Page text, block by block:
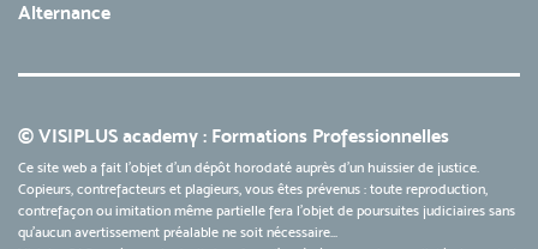
Alternance
© VISIPLUS academy : Formations Professionnelles
Ce site web a fait l'objet d'un dépôt horodaté auprès d'un huissier de justice.
Copieurs, contrefacteurs et plagieurs, vous êtes prévenus : toute reproduction,
contrefaçon ou imitation même partielle fera l'objet de poursuites judiciaires sans
qu’aucun avertissement préalable ne soit nécessaire...